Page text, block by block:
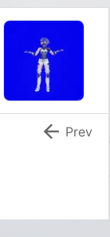
 Prev